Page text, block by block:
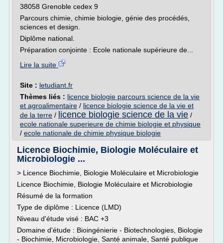
38058 Grenoble cedex 9
Parcours chimie, chimie biologie, génie des procédés,
sciences et design.
Diplôme national.
Préparation conjointe : Ecole nationale supérieure de...
Lire la suite
Site : letudiant.fr
Thèmes liés : licence biologie parcours science de la vie
et agroalimentaire / licence biologie science de la vie et
de la terre / licence biologie science de la vie /
ecole nationale superieure de chimie biologie et physique
/ ecole nationale de chimie physique biologie
Licence Biochimie, Biologie Moléculaire et
Microbiologie ...
> Licence Biochimie, Biologie Moléculaire et Microbiologie
Licence Biochimie, Biologie Moléculaire et Microbiologie
Résumé de la formation
Type de diplôme : Licence (LMD)
Niveau d'étude visé : BAC +3
Domaine d'étude : Bioingénierie - Biotechnologies, Biologie
- Biochimie, Microbiologie, Santé animale, Santé publique